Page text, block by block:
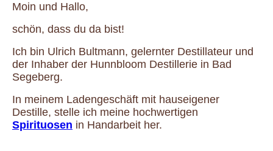
Moin und Hallo,
schön, dass du da bist!
Ich bin Ulrich Bultmann, gelernter Destillateur und
der Inhaber der Hunnbloom Destillerie in Bad
Segeberg.
In meinem Ladengeschäft mit hauseigener
Destille, stelle ich meine hochwertigen
Spirituosen in Handarbeit her.